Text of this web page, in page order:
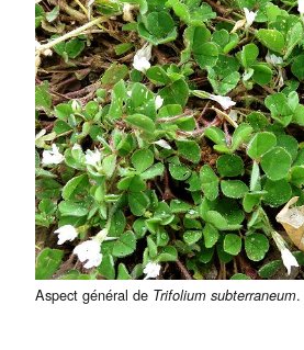
Aspect général de Trifolium subterraneum.